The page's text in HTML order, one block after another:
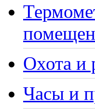
Охота и
Часы и